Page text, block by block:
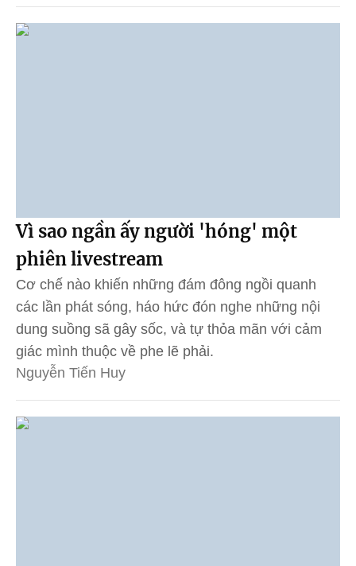
Vì sao ngần ấy người 'hóng' một
phiên livestream
Cơ chế nào khiến những đám đông ngồi quanh
các lần phát sóng, háo hức đón nghe những nội
dung suồng sã gây sốc, và tự thỏa mãn với cảm
giác mình thuộc về phe lẽ phải.
Nguyễn Tiến Huy